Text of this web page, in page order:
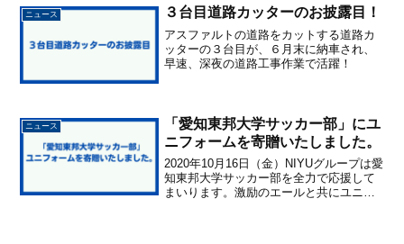
うございました。シュシュットは今月末
で営業を終了し...
ニュース ３台目道路カッターのお披露目！
アスファルトの道路をカットする道路カ
ッターの３台目が、６月末に納車され、
早速、深夜の道路工事作業で活躍！
ニュース
「愛知東邦大学サッカー部」にユ
ニフォームを寄贈いたしました。
2020年10月16日（金）NIYUグループは愛
知東邦大学サッカー部を全力で応援して
まいります。激励のエールと共にユニフ